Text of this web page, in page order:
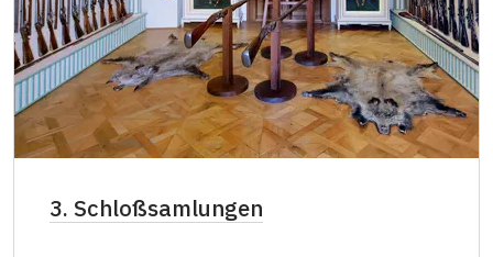
3. Schloßsamlungen